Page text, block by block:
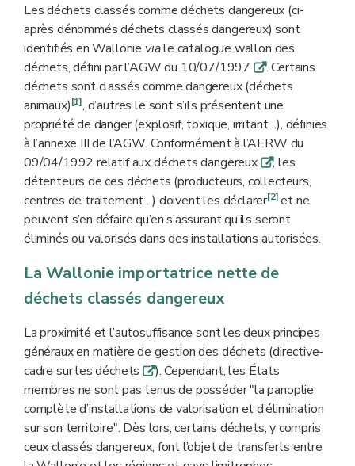
Les déchets classés comme déchets dangereux (ci-
après dénommés déchets classés dangereux) sont
identifiés en Wallonie viale catalogue wallon des
déchets, défini par l’AGW du 10/07/1997 q. Certains
déchets sont classés comme dangereux (déchets
animaux)[1], d’autres le sont s’ils présentent une
propriété de danger (explosif, toxique, irritant…), définies
à l’annexe III de l’AGW. Conformément à l’AERW du
09/04/1992 relatif aux déchets dangereux q, les
détenteurs de ces déchets (producteurs, collecteurs,
centres de traitement…) doivent les déclarer[2] et ne
peuvent s’en défaire qu’en s’assurant qu’ils seront
éliminés ou valorisés dans des installations autorisées.
La Wallonie importatrice nette de
déchets classés dangereux
La proximité et l’autosuffisance sont les deux principes
généraux en matière de gestion des déchets (directive-
cadre sur les déchetsq). Cependant, les États
membres ne sont pas tenus de posséder "la panoplie
complète d’installations de valorisation et d’élimination
sur son territoire". Dès lors, certains déchets, y compris
ceux classés dangereux, font l’objet de transferts entre